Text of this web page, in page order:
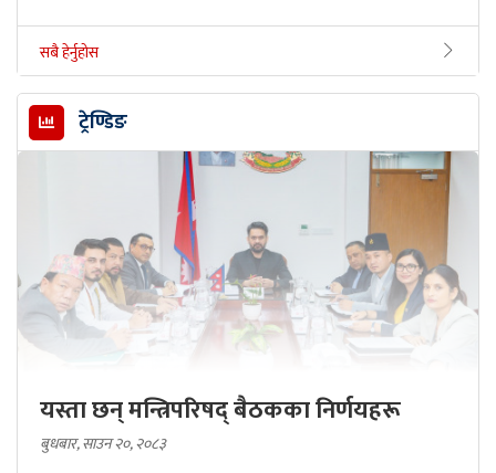
सबै हेर्नुहोस
ट्रेण्डिङ
यस्ता छन् मन्त्रिपरिषद् बैठकका निर्णयहरू
बुधबार, साउन २०, २०८३